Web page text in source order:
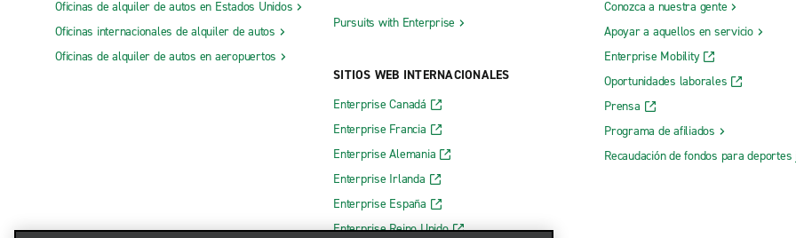
Ile des Soeurs
Joliette
Lac-Mégantic
Laval
Longueuil
Lévis
Quebec Limoilou
Quebec Université Laval
Repentigny
Rigaud
Oficinas de alquiler de autos en Estados Unidos
Oficinas internacionales de alquiler de autos
Oficinas de alquiler de autos en aeropuertos
Pursuits with Enterprise
SITIOS WEB INTERNACIONALES
Enterprise Canadá
Enterprise Francia
Enterprise Alemania
Enterprise Irlanda
Enterprise España
Enterprise Reino Unido
Conozca a nuestra gente
Apoyar a aquellos en servicio
Enterprise Mobility
Oportunidades laborales
Prensa
Programa de afiliados
Recaudación de fondos para